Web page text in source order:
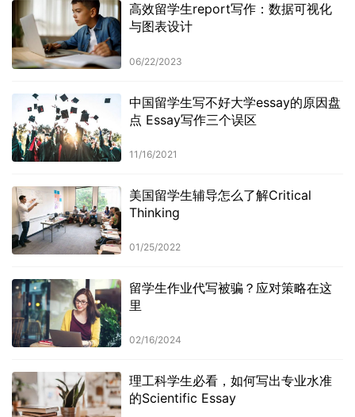
高效留学生report写作：数据可视化
与图表设计
06/22/2023
中国留学生写不好大学essay的原因盘
点 Essay写作三个误区
11/16/2021
美国留学生辅导怎么了解Critical
Thinking
01/25/2022
留学生作业代写被骗？应对策略在这
里
02/16/2024
理工科学生必看，如何写出专业水准
的Scientific Essay